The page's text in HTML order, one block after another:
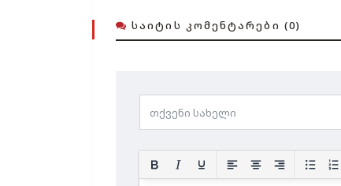
ᲡᲐᲘᲢᲘᲡ ᲙᲝᲛᲔᲜᲢᲐᲠᲔᲑᲘ (0)